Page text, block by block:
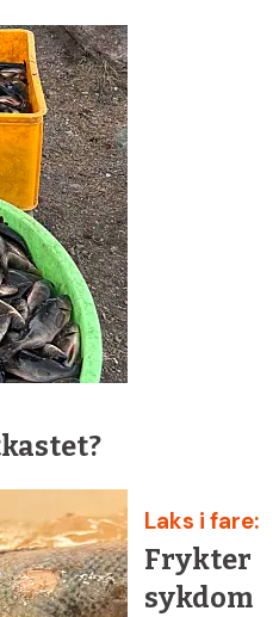
Laks i fare:
Frykter
sykdom